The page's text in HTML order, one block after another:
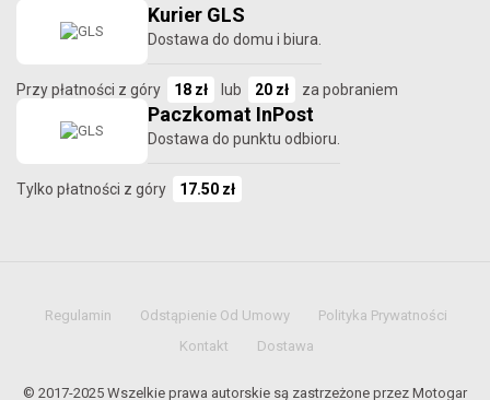
Kurier GLS
Dostawa do domu i biura.
Przy płatności z góry 18 zł lub 20 zł za pobraniem
Paczkomat InPost
Dostawa do punktu odbioru.
Tylko płatności z góry 17.50 zł
Regulamin Odstąpienie Od Umowy
Polityka Prywatności
Kontakt
Dostawa
© 2017-2025 Wszelkie prawa autorskie są zastrzeżone przez Motogar